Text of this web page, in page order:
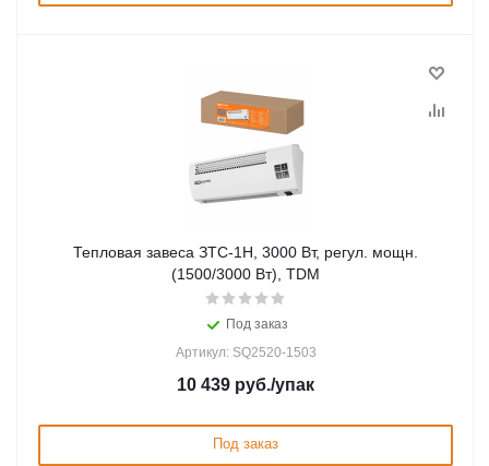
Тепловая завеса ЗТС-1Н, 3000 Вт, регул. мощн.
(1500/3000 Вт), TDM
Под заказ
Артикул: SQ2520-1503
10 439 руб./упак
Под заказ